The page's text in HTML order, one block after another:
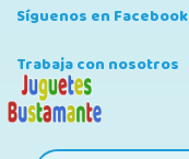
Síguenos en Facebook
Trabaja con nosotros